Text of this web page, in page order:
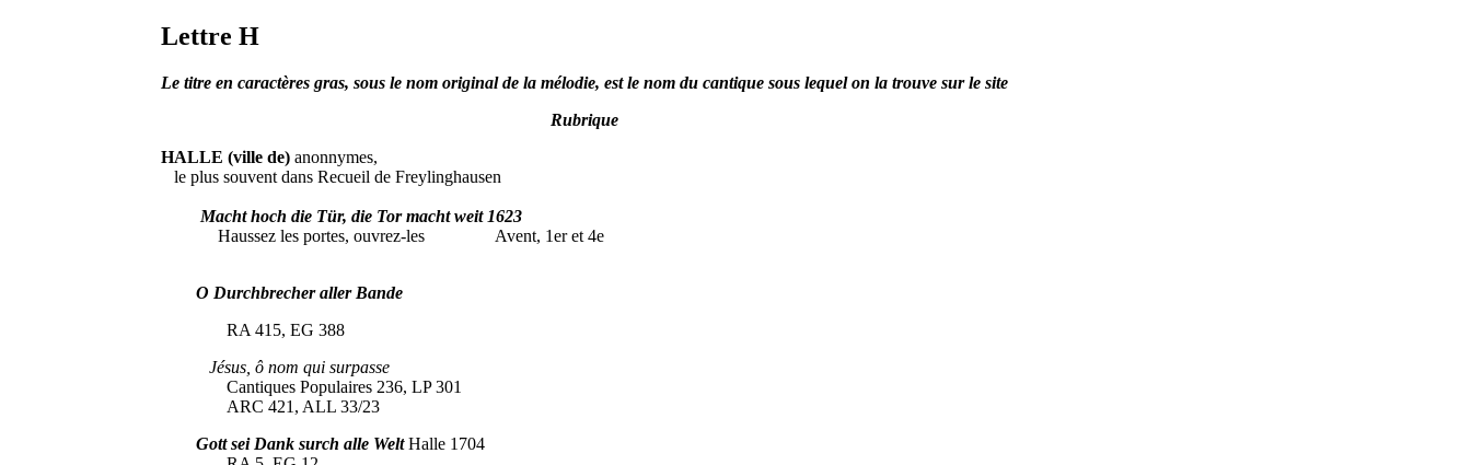
Lettre H
Le titre en caractères gras, sous le nom original de la mélodie, est le nom du cantique sous lequel on la trouve sur le site
Rubrique
HALLE (ville de) anonnymes,
le plus souvent dans Recueil de Freylinghausen
Macht hoch die Tür, die Tor macht weit 1623
Haussez les portes, ouvrez-les Avent, 1er et 4e
O Durchbrecher aller Bande
RA 415, EG 388
Jésus, ô nom qui surpasse
Cantiques Populaires 236, LP 301
ARC 421, ALL 33/23
Gott sei Dank surch alle WeltHalle 1704